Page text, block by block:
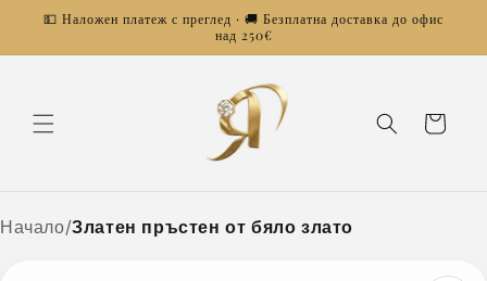
💵 Наложен платеж с преглед · 🚚 Безплатна доставка до офис
над 250€
Количка
Начало/Златен пръстен от бяло злато